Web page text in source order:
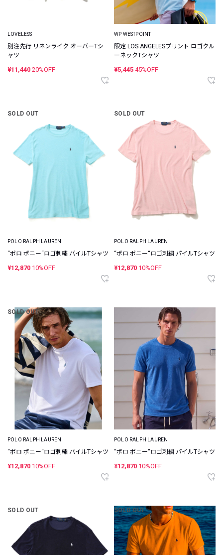
LOVELESS
別注先行 リネンライク オーバーTシ
ャツ
¥11,440 20%OFF
WP WESTPOINT
限定 LOS ANGELESプリント ロゴクル
ーネックTシャツ
¥5,445 45%OFF
SOLD OUT
POLO RALPH LAUREN
“ポロ ポニー“ロゴ刺繍 パイルTシャツ
¥12,870 10%OFF
SOLD OUT
POLO RALPH LAUREN
“ポロ ポニー“ロゴ刺繍 パイルTシャツ
¥12,870 10%OFF
SOLD OUT
POLO RALPH LAUREN
“ポロ ポニー“ロゴ刺繍 パイルTシャツ
¥12,870 10%OFF
POLO RALPH LAUREN
“ポロ ポニー“ロゴ刺繍 パイルTシャツ
¥12,870 10%OFF
SOLD OUT SOLD OUT